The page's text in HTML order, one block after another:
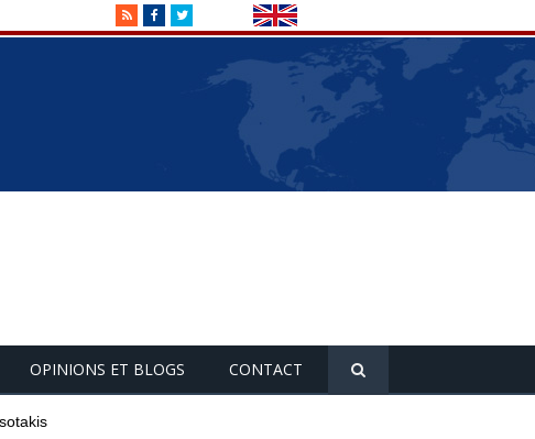
RSSFacebookTwitter
OPINIONS ET BLOGS CONTACT